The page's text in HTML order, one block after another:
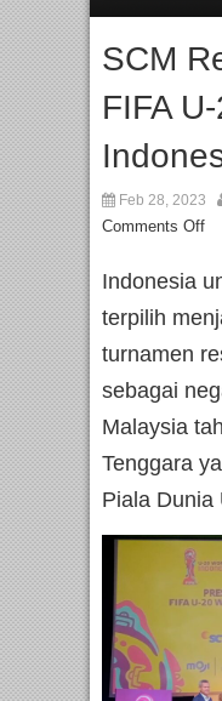
SCM
FIFA
Feb 28, 2023
Comments Off
Indonesia
terpilih
turnamen
sebagai
Malaysia
Tenggara
Piala Dunia